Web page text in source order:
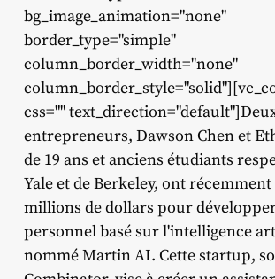
bg_image_animation="none"
border_type="simple"
column_border_width="none"
css=""
entrepreneurs, Dawson Chen et
de 19 ans et anciens étudiants
Yale et de Berkeley, ont récemment
millions de dollars pour
personnel basé sur l'intelligence
nommé Martin AI. Cette startup,